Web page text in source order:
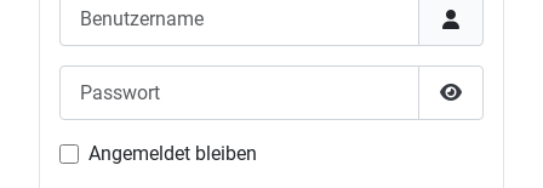
Passwort
Angemeldet bleiben